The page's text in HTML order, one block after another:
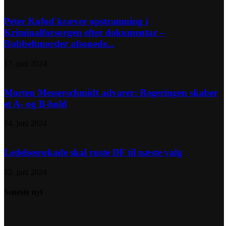
Peter Kofod kræver opstramning i
Kriminalforsorgen efter dokumentar –
Dobbeltmorder afsonede...
Morten Messerschmidt advarer: Regeringen skaber
et A- og B-hold
Ledelsesrokade skal ruste DF til næste valg